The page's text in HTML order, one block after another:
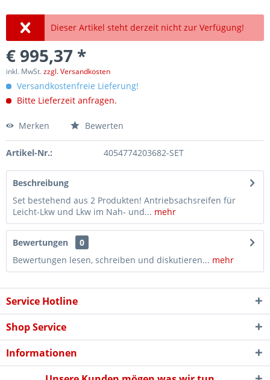
Dieser Artikel steht derzeit nicht zur Verfügung!
€ 995,37 *
inkl. MwSt.zzgl. Versandkosten
Versandkostenfreie Lieferung!
Bitte Lieferzeit anfragen.
Merken Bewerten
Artikel-Nr.: 4054774203682-SET
Beschreibung
Set bestehend aus 2 Produkten! Antriebsachsreifen für
Leicht-Lkw und Lkw im Nah- und... mehr
Bewertungen
0
Bewertungen lesen, schreiben und diskutieren... mehr
Service Hotline
Shop Service
Informationen